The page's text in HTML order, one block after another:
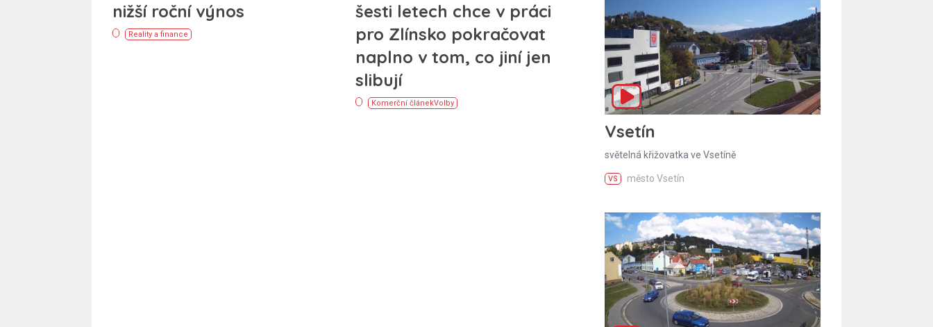
nižší roční výnos
Reality a finance
šesti letech chce v práci
pro Zlínsko pokračovat
naplno v tom, co jiní jen
slibují
Komerční článekVolby
Vsetín
světelná křižovatka ve Vsetíně
VS město Vsetín